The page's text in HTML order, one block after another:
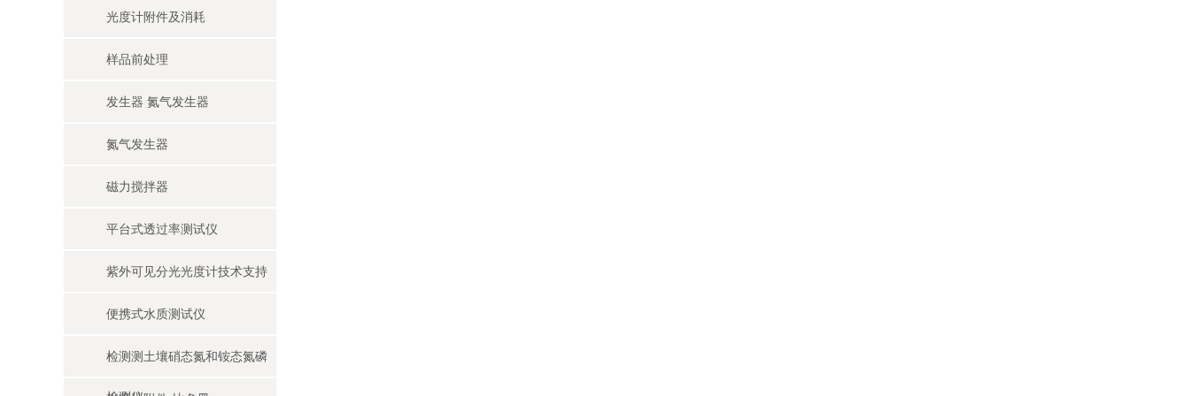
光度计附件及消耗
样品前处理
发生器 氮气发生器
氮气发生器
磁力搅拌器
平台式透过率测试仪
紫外可见分光光度计技术支持
便携式水质测试仪
检测测土壤硝态氮和铵态氮磷